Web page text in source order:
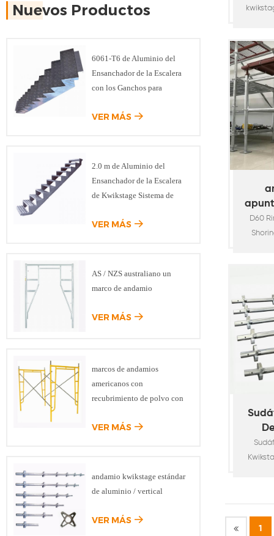
/
fabrica
de
con los
de as
Nueva
D60
Like
O.
Tubo
1
Nuevos Productos
6061-T6 de Aluminio del
Ensanchador de la Escalera
con los Ganchos para
Andamios
VER MÁS
2.0 m de Aluminio del
Ensanchador de la Escalera
de Kwikstage Sistema de
VER MÁS
AS / NZS australiano un
marco de andamio
VER MÁS
marcos de andamios
americanos con
recubrimiento de polvo con
VER MÁS
andamio kwikstage estándar
de aluminio / vertical
VER MÁS